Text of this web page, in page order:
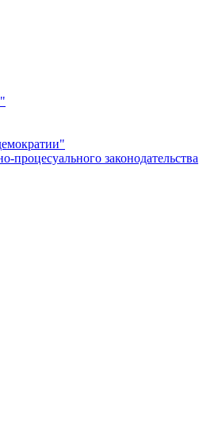
процесуального законодательства